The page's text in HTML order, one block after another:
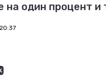
один процент и